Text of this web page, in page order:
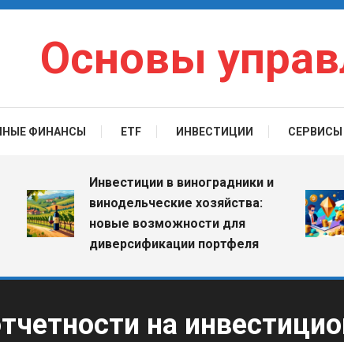
Основы
ФИНАНСЫ ETF ИНВЕСТИЦИИ СЕРВИСЫ
Инвестиции в виноградники и
винодельческие хозяйства:
новые возможности для
диверсификации портфеля
на